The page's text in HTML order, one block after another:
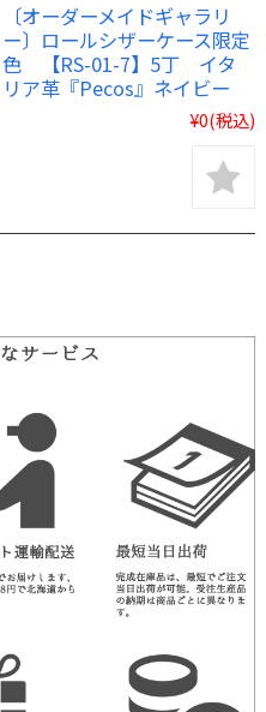
〔オーダーメイドギャラリ
ー〕ロールシザーケース限定
色 【RS-01-7】5丁 イタ
リア革『Pecos』ネイビー
¥0(税込)